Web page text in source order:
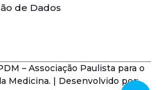
de Dados
– Associação Paulista para o
Medicina. | Desenvolvido por: